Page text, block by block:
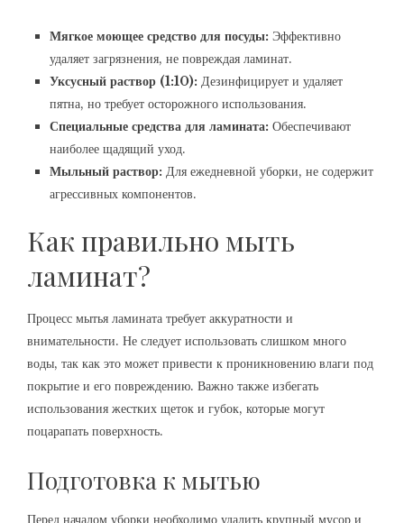
Мягкое моющее средство для посуды: Эффективно
удаляет загрязнения, не повреждая ламинат.
Уксусный раствор (1:10): Дезинфицирует и удаляет
пятна, но требует осторожного использования.
Специальные средства для ламината: Обеспечивают
наиболее щадящий уход.
Мыльный раствор: Для ежедневной уборки, не содержит
агрессивных компонентов.
Как правильно мыть
ламинат?
Процесс мытья ламината требует аккуратности и
внимательности. Не следует использовать слишком много
воды, так как это может привести к проникновению влаги под
покрытие и его повреждению. Важно также избегать
использования жестких щеток и губок, которые могут
поцарапать поверхность.
Подготовка к мытью
Перед началом уборки необходимо удалить крупный мусор и